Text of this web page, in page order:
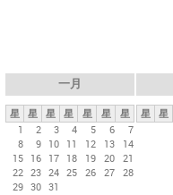
一月
星 星 星 星 星 星
星
1
2 3 4 5 6
7
8
9 10 11 12 13
14
15 16 17 18 19 20 21
22 23 24 25 26 27 28
29 30 31
星 星